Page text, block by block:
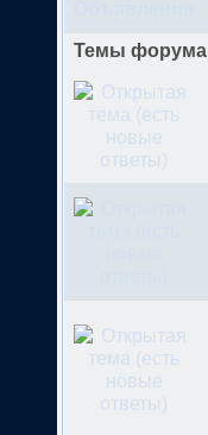
Темы форума